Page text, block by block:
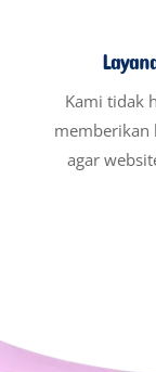
Kami tidak
memberikan
agar